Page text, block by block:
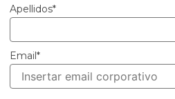
Apellidos*
Email*